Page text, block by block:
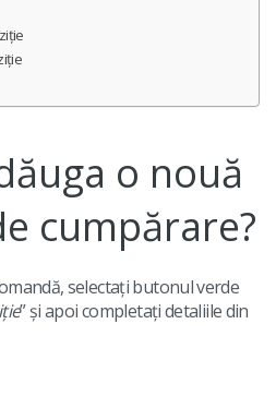
o nouă
cumpărare?
selectați butonul verde
” și apoi completați detaliile din